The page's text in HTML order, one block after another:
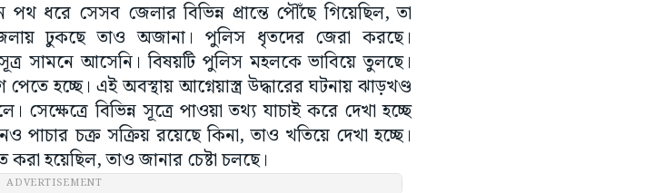
ধরে সেসব জেলার বিভিন্ন প্রান্তে পৌঁছে গিয়েছিল, তা
ঢুকছে তাও অজানা। পুলিস ধৃতদের জেরা করছে।
সামনে আসেনি। বিষয়টি পুলিস মহলকে ভাবিয়ে তুলছে।
হচ্ছে। এই অবস্থায় আগ্নেয়াস্ত্র উদ্ধারের ঘটনায় ঝাড়খণ্ড
বিভিন্ন সূত্রে পাওয়া তথ্য যাচাই করে দেখা হচ্ছে
চক্র সক্রিয় রয়েছে কিনা, তাও খতিয়ে দেখা হচ্ছে।
হয়েছিল, তাও জানার চেষ্টা চলছে।
ADVERTISEMENT